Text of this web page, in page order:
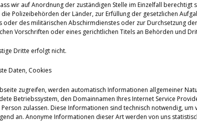
wir auf Anordnung der zuständigen Stelle im Einzelfall
Polizeibehörden der Länder, zur Erfüllung der gesetzlichen
oder des militärischen Abschirmdienstes oder zur Durchsetzung
Vorschriften oder eines gerichtlichen Titels an Behörden und
Dritte erfolgt nicht.
Daten, Cookies
zugreifen, werden automatisch Informationen allgemeiner
Betriebssystem, den Domainnamen Ihres Internet Service
Person zulassen. Diese Informationen sind technisch notwendig,
an. Anonyme Informationen dieser Art werden von uns